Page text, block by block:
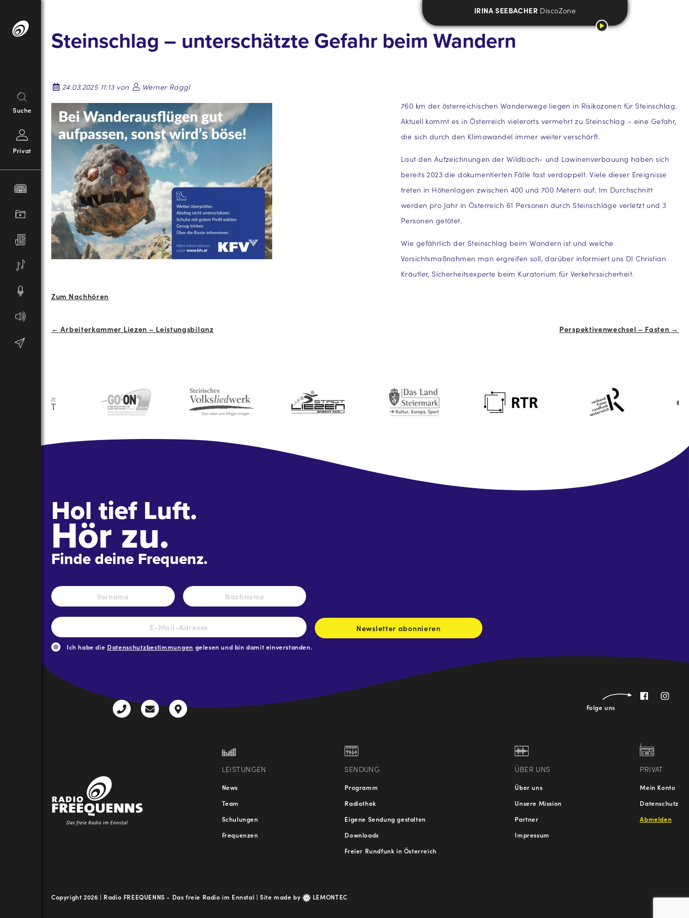
Inhalt
Suche
Privat
IRINA SEEBACHER DiscoZone
Steinschlag – unterschätzte Gefahr beim Wandern
24.03.2025 11:13 von
Werner Raggl
760 km der österreichischen Wanderwege liegen in Risikozonen für Steinschlag.
Aktuell kommt es in Österreich vielerorts vermehrt zu Steinschlag – eine Gefahr,
die sich durch den Klimawandel immer weiter verschärft.
Laut den Aufzeichnungen der Wildbach- und Lawinenverbauung haben sich
bereits 2023 die dokumentierten Fälle fast verdoppelt. Viele dieser Ereignisse
treten in Höhenlagen zwischen 400 und 700 Metern auf. Im Durchschnitt
werden pro Jahr in Österreich 61 Personen durch Steinschläge verletzt und 3
Personen getötet.
Wie gefährlich der Steinschlag beim Wandern ist und welche
Vorsichtsmaßnahmen man ergreifen soll, darüber informiert uns DI Christian
Kräutler, Sicherheitsexperte beim Kuratorium für Verkehrssicherheit.
Zum Nachhören
← Arbeiterkammer Liezen – Leistungsbilanz Perspektivenwechsel – Fasten →
Hol tief Luft.
Hör zu.
Finde deine Frequenz.
Name *
Vorname Nachname
E-
Mail-
Adresse *
Newsletter abonnieren
Ich habe die Datenschutzbestimmungen gelesen und bin damit einverstanden.
Folge uns
+43
radio@freequenns.at
Kulturhausstraße
LEISTUNGEN
News
Team
Schulungen
Frequenzen
SENDUNG
Programm
Radiothek
Eigene Sendung gestalten
Downloads
Freier Rundfunk in Österreich
ÜBER UNS
Über uns
Unsere Mission
Partner
Impressum
PRIVAT
Mein Konto
Datenschutz
Abmelden
Copyright 2026 | Radio FREEQUENNS - Das freie Radio im Ennstal |Site made by LEMONTEC